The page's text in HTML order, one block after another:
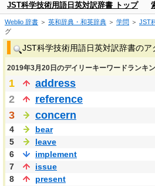
JST科学技術用語日英対訳辞書 トップ
Weblio 辞書 ＞ 英和辞典・和英辞典 ＞ 学問 ＞ JST
グ
JST科学技術用語日英対訳辞書のア
2019年3月20日のデイリーキーワードランキ
1
address
2
reference
3
concern
4
bear
5
leave
6
implement
7
issue
8
present